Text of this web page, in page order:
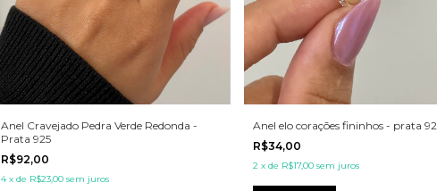
Anel Cravejado Pedra Verde Redonda -
Prata 925
R$92,00
4 xde R$23,00 sem juros
Anel elo corações fininhos - prata
R$34,00
2 x de R$17,00 sem juros